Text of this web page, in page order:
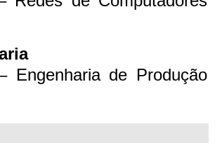
Engenharia de Produção